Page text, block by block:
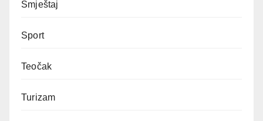
Smještaj
Sport
Teočak
Turizam